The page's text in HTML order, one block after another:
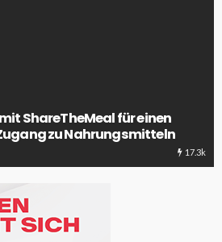
ShareTheMeal für einen
zu Nahrungsmitteln
17.3k